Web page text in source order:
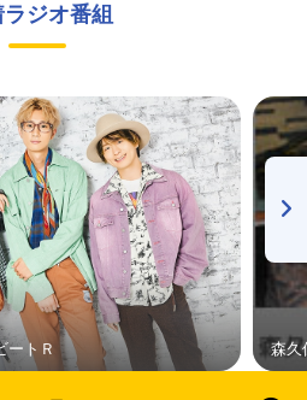
ジオ番組
ートＲ 森久